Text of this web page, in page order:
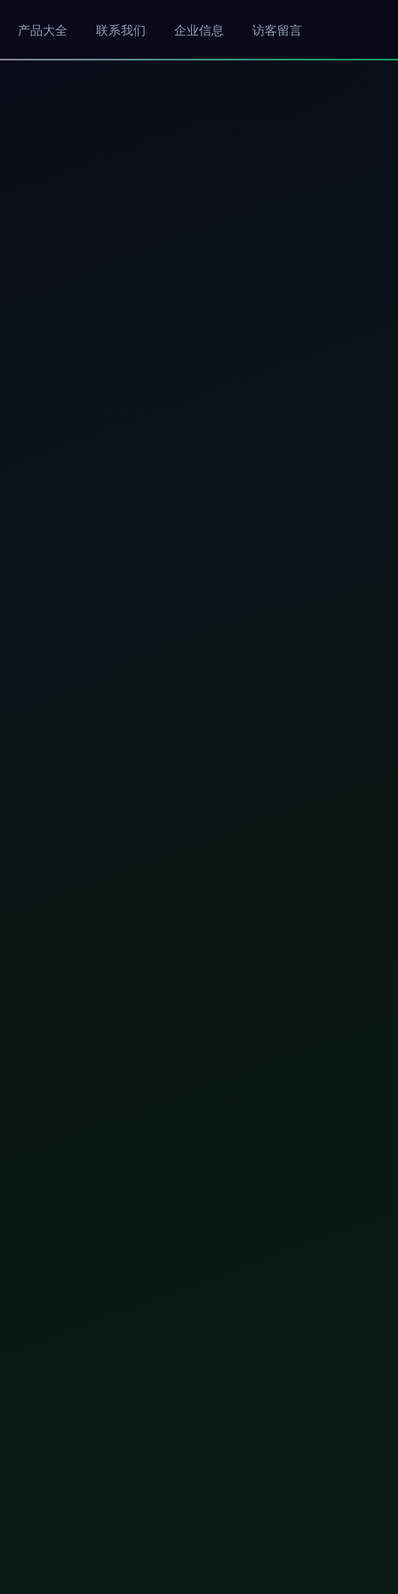
产品大全 联系我们 企业信息 访客留言